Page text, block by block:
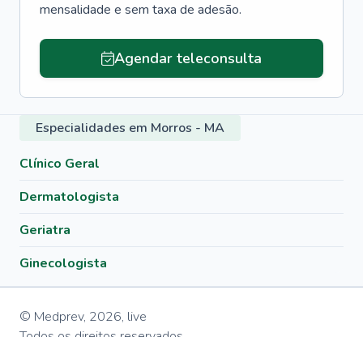
mensalidade e sem taxa de adesão.
Agendar teleconsulta
Especialidades em Morros - MA
Clínico Geral
Dermatologista
Geriatra
Ginecologista
© Medprev, 2026, live